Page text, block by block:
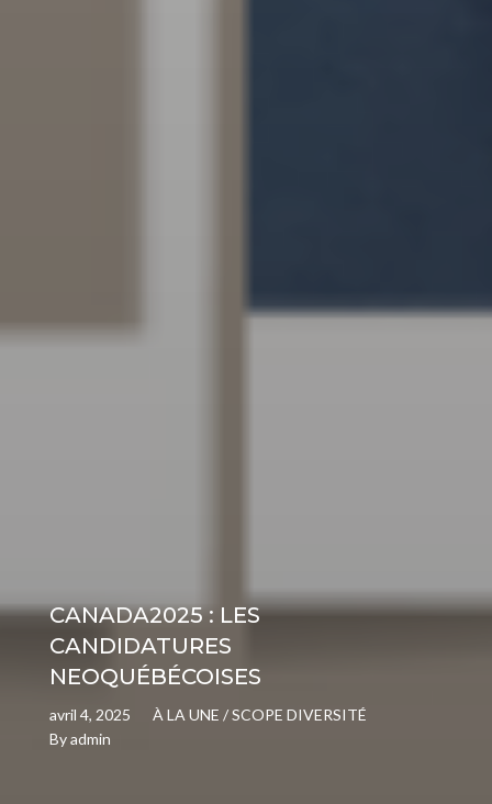
CANADA2025 : LES
CANDIDATURES
NEOQUÉBÉCOISES
avril 4, 2025 À LA UNE /SCOPE DIVERSITÉ
Byadmin